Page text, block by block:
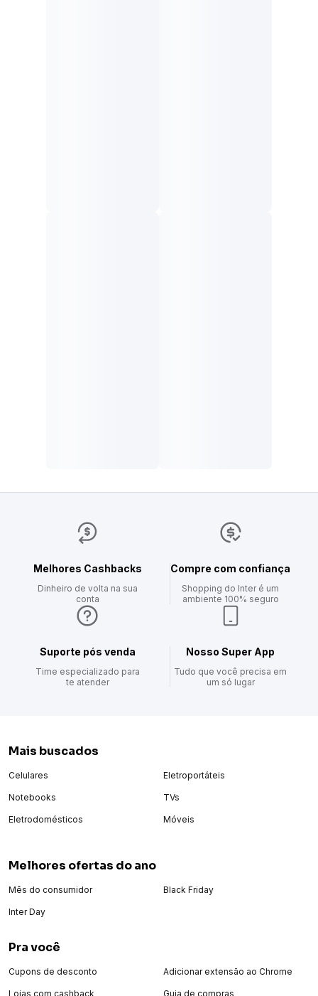
Melhores Cashbacks
Dinheiro de volta na sua
conta
Compre com confiança
Shopping do Inter é um
ambiente 100% seguro
Suporte pós venda
Time especializado para
te atender
Nosso Super App
Tudo que você precisa em
um só lugar
Mais buscados
Celulares
Notebooks
Eletrodomésticos
Eletroportáteis
TVs
Móveis
Melhores ofertas do ano
Mês do consumidor
Inter Day
Black Friday
Pra você
Cupons de desconto
Lojas com cashback
Adicionar extensão ao Chrome
Guia de compras